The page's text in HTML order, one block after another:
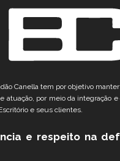
Canella tem por objetivo
atuação, por meio da integração e
e seus clientes.
e respeito na